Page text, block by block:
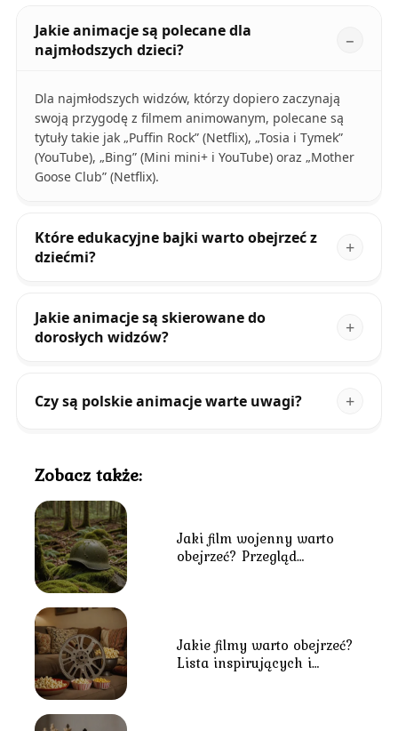
Jakie animacje są polecane dla
najmłodszych dzieci?
Dla najmłodszych widzów, którzy dopiero zaczynają
swoją przygodę z filmem animowanym, polecane są
tytuły takie jak „Puffin Rock” (Netflix), „Tosia i Tymek”
(YouTube), „Bing” (Mini mini+ i YouTube) oraz „Mother
Goose Club” (Netflix).
Które edukacyjne bajki warto obejrzeć z
dziećmi?
Jakie animacje są skierowane do
dorosłych widzów?
Czy są polskie animacje warte uwagi?
Zobacz także:
Jaki film wojenny warto
obejrzeć? Przegląd
Jakie filmy warto obejrzeć?
Lista inspirujących i